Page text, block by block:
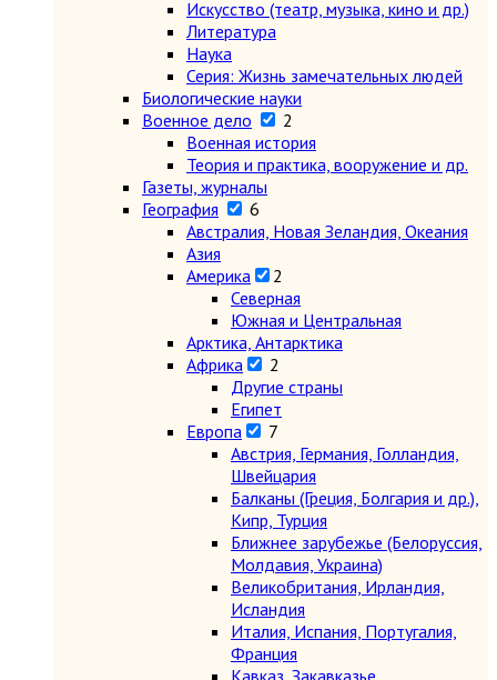
Искусство (театр, музыка, кино и др.)
Литература
Наука
Серия: Жизнь замечательных людей
Биологические науки
Военное дело
2
Военная история
Теория и практика, вооружение и др.
Газеты, журналы
География
6
Австралия, Новая Зеландия, Океания
Азия
Америка
2
Северная
Южная и Центральная
Арктика, Антарктика
Африка
2
Другие страны
Египет
Европа
7
Австрия, Германия, Голландия,
Швейцария
Балканы (Греция, Болгария и др.),
Кипр, Турция
Ближнее зарубежье (Белоруссия,
Молдавия, Украина)
Великобритания, Ирландия,
Исландия
Италия, Испания, Португалия,
Франция